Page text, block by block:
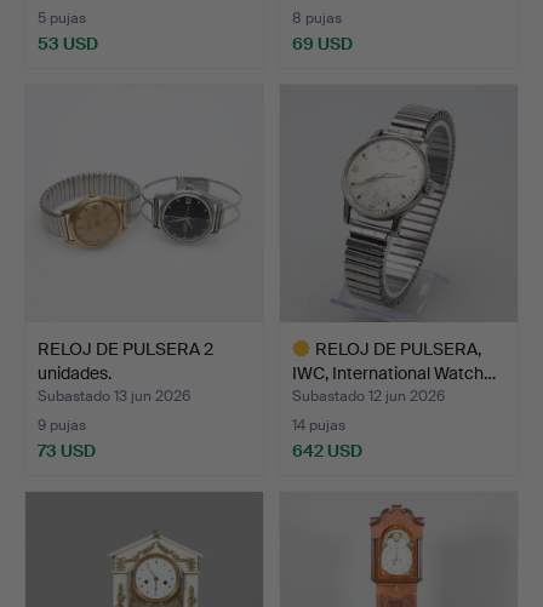
5 pujas
53 USD
8 pujas
69 USD
RELOJ DE PULSERA 2
unidades.
Subastado 13 jun 2026
9 pujas
73 USD
RELOJ DE PULSERA,
IWC, International Watch…
Subastado 12 jun 2026
14 pujas
642 USD
seleccionado